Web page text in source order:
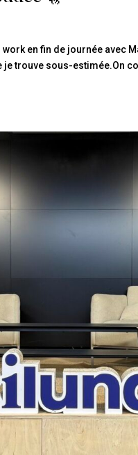
en fin de journée avec
je trouve sous-estimée.On